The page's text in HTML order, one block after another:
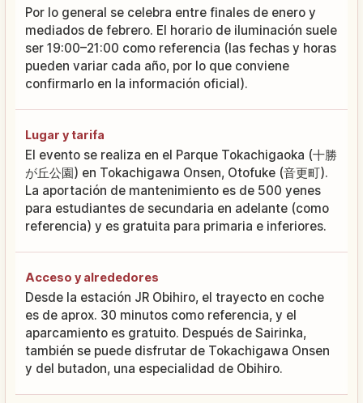
Por lo general se celebra entre finales de enero y
mediados de febrero. El horario de iluminación suele
ser 19:00–21:00 como referencia (las fechas y horas
pueden variar cada año, por lo que conviene
confirmarlo en la información oficial).
Lugar y tarifa
El evento se realiza en el Parque Tokachigaoka (十勝
が丘公園) en Tokachigawa Onsen, Otofuke (音更町).
La aportación de mantenimiento es de 500 yenes
para estudiantes de secundaria en adelante (como
referencia) y es gratuita para primaria e inferiores.
Acceso y alrededores
Desde la estación JR Obihiro, el trayecto en coche
es de aprox. 30 minutos como referencia, y el
aparcamiento es gratuito. Después de Sairinka,
también se puede disfrutar de Tokachigawa Onsen
y del butadon, una especialidad de Obihiro.